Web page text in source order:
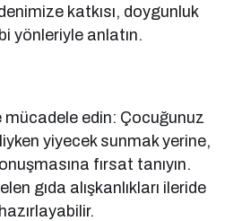
katkısı, doygunluk
yönleriyle anlatın.
mücadele edin: Çocuğunuz
yiyecek sunmak yerine,
fırsat tanıyın.
gıda alışkanlıkları ileride